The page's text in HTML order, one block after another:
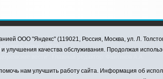
округа, 2026
ООО "Яндекс" (119021, Россия, Москва, ул. Л.
качества обслуживания. Продолжая
нам улучшить работу сайта. Информация об